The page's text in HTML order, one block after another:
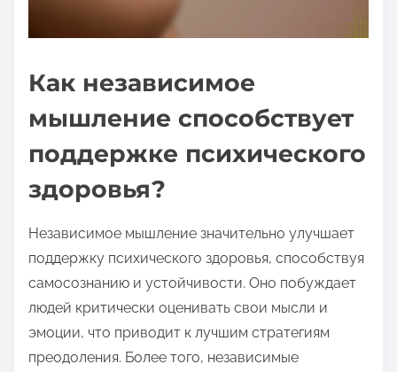
Как независимое
мышление способствует
поддержке психического
здоровья?
Независимое мышление значительно улучшает
поддержку психического здоровья, способствуя
самосознанию и устойчивости. Оно побуждает
людей критически оценивать свои мысли и
эмоции, что приводит к лучшим стратегиям
преодоления. Более того, независимые